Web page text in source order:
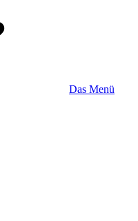
Das Menü